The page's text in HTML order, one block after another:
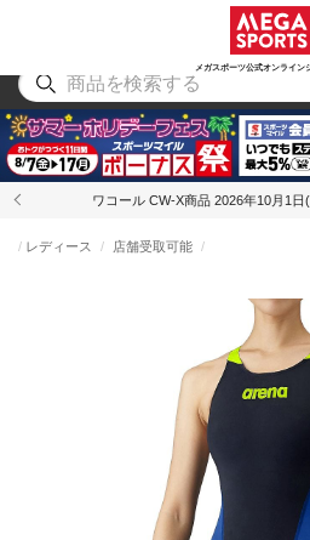
メガスポーツ公式オンライン
アウトドア
ワコール CW-X商品 2026年10月1
レディース 店舗受取可能